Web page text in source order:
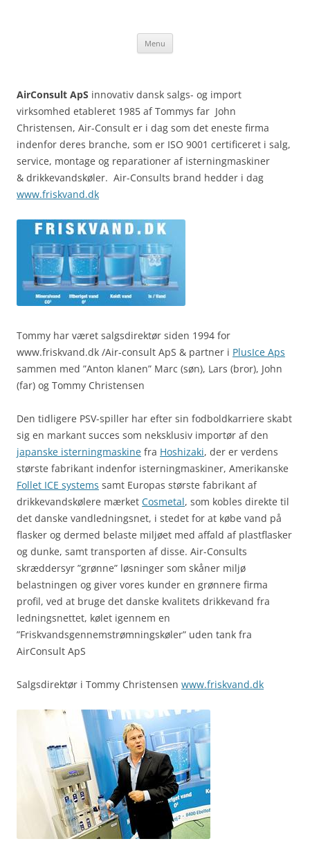
Menu
AirConsult ApS innovativ dansk salgs- og import
virksomhed etableret 1985 af Tommys far John
Christensen, Air-Consult er i dag som det eneste firma
indenfor deres branche, som er ISO 9001 certificeret i salg,
service, montage og reparationer af isterningmaskiner
& drikkevandskøler. Air-Consults brand hedder i dag
www.friskvand.dk
Tommy har været salgsdirektør siden 1994 for
www.friskvand.dk /Air-consult ApS & partner i PlusIce Aps
sammen med ”Anton klanen” Marc (søn), Lars (bror), John
(far) og Tommy Christensen
Den tidligere PSV-spiller har efter sin fodboldkarriere skabt
sig en markant succes som neksklusiv importør af den
japanske isterningmaskine fra Hoshizaki, der er verdens
største fabrikant indenfor isterningmaskiner, Amerikanske
Follet ICE systems samt Europas største fabrikant af
drikkevandskølere mærket Cosmetal, som kobles direkte til
det danske vandledningsnet, i stedet for at købe vand på
flasker og dermed belaste miljøet med affald af plastflasker
og dunke, samt transporten af disse. Air-Consults
skræddersyr ”grønne” løsninger som skåner miljø
belastningen og giver vores kunder en grønnere firma
profil, ved at bruge det danske kvalitets drikkevand fra
ledningsnettet, kølet igennem en
”Friskvandsgennemstrømningskøler” uden tank fra
AirConsult ApS
Salgsdirektør i Tommy Christensen www.friskvand.dk